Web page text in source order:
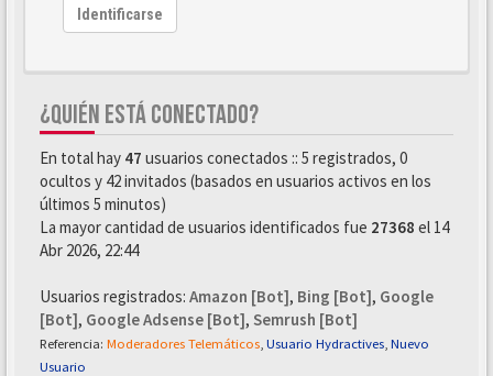
Identificarse
¿QUIÉN ESTÁ CONECTADO?
En total hay 47 usuarios conectados :: 5 registrados, 0
ocultos y 42 invitados (basados en usuarios activos en los
últimos 5 minutos)
La mayor cantidad de usuarios identificados fue 27368 el 14
Abr 2026, 22:44
Usuarios registrados: Amazon [Bot], Bing [Bot], Google
[Bot], Google Adsense [Bot], Semrush [Bot]
Referencia: Moderadores Telemáticos Usuario Hydractives Nuevo
Usuario